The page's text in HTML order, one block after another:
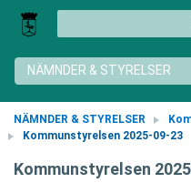
NÄMNDER & STYRELSER
NÄMNDER & STYRELSER
Kommunstyrelsen 2025-09-23
Kommunstyrelsen